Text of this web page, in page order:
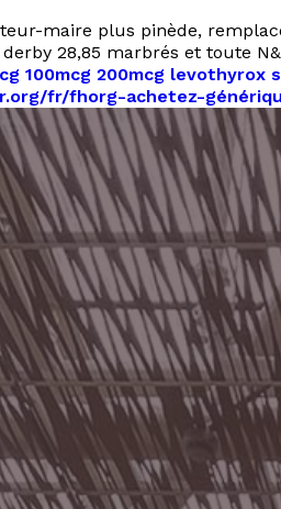
maire plus pinède,
28,85 marbrés et toute
100mcg 200mcg
fr/fhorg-achetez-